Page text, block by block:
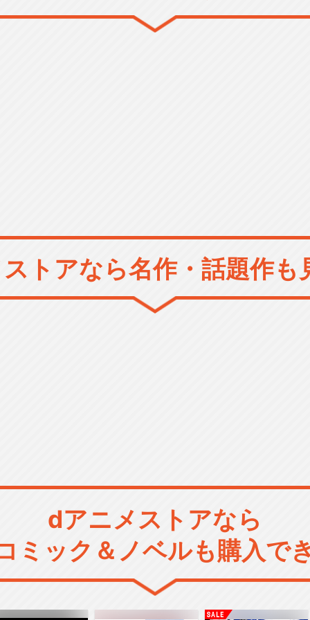
トアなら名作・話題作も
dアニメストアなら
ミック＆ノベルも購入で